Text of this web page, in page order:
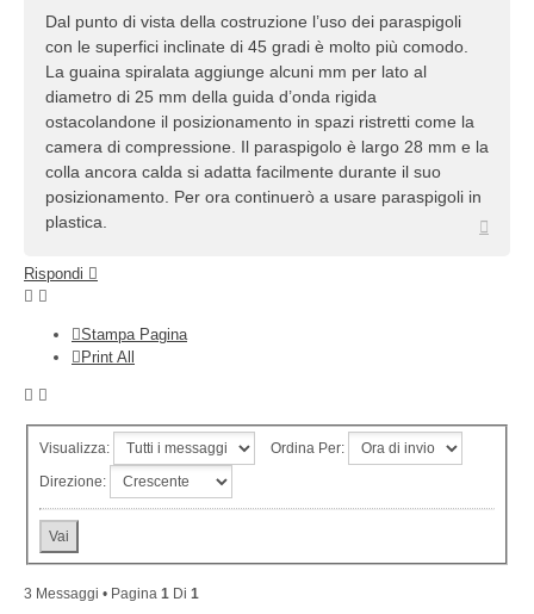
Dal punto di vista della costruzione l’uso dei paraspigoli
con le superfici inclinate di 45 gradi è molto più comodo.
La guaina spiralata aggiunge alcuni mm per lato al
diametro di 25 mm della guida d’onda rigida
ostacolandone il posizionamento in spazi ristretti come la
camera di compressione. Il paraspigolo è largo 28 mm e la
colla ancora calda si adatta facilmente durante il suo
posizionamento. Per ora continuerò a usare paraspigoli in
plastica.
Rispondi
Stampa Pagina
Print All
Visualizza:
Ordina Per:
Direzione:
3 Messaggi • Pagina 1 Di 1